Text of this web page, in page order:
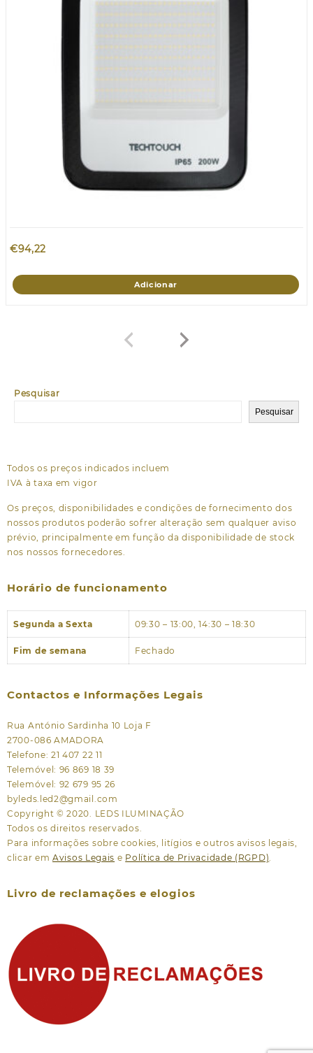
Pesquisar
Pesquisar
€94,22
Adicionar
Todos os preços indicados incluem
IVA à taxa em vigor
Os preços, disponibilidades e condições de fornecimento dos
nossos produtos poderão sofrer alteração sem qualquer aviso
prévio, principalmente em função da disponibilidade de stock
nos nossos fornecedores.
Horário de funcionamento
Segunda a Sexta 09:30 – 13:00, 14:30 – 18:30
Fim de semana Fechado
Contactos e Informações Legais
Rua António Sardinha 10 Loja F
2700-086 AMADORA
Telefone: 21 407 22 11
Telemóvel: 96 869 18 39
Telemóvel: 92 679 95 26
byleds.led2@gmail.com
Copyright © 2020. LEDS ILUMINAÇÃO
Todos os direitos reservados.
Para informações sobre cookies, litígios e outros avisos legais,
clicar em Avisos Legais e Política de Privacidade (RGPD)
Livro de reclamações e elogios